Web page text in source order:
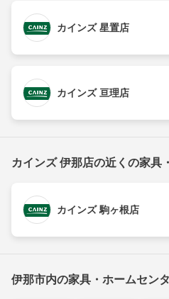
カインズ 星置店
カインズ 亘理店
カインズ 伊那店の近くの家具
カインズ 駒ヶ根店
伊那市内の家具・ホームセン